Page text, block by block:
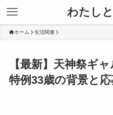
わたし
ホーム 生活関連
【最新】天神祭ギ
特例33歳の背景と